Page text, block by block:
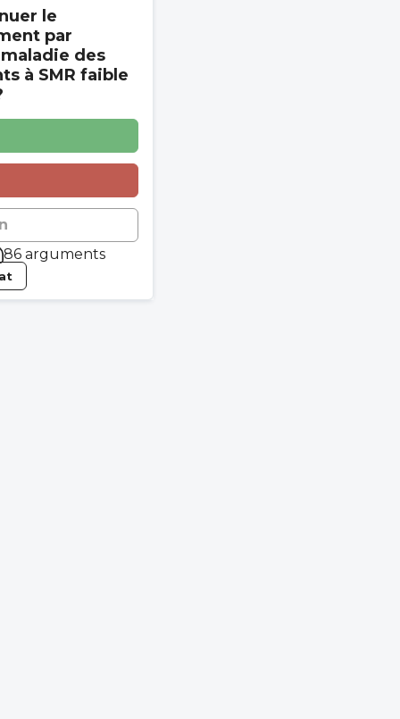
le
par
des
à SMR faible
86 arguments